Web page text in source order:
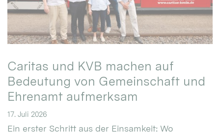
Caritas und KVB machen auf
Bedeutung von Gemeinschaft und
Ehrenamt aufmerksam
17. Juli 2026
Ein erster Schritt aus der Einsamkeit: Wo